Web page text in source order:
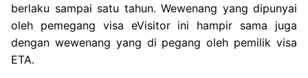
berlaku sampai satu tahun. Wewenang yang dipunyai
oleh pemegang visa eVisitor ini hampir sama juga
dengan wewenang yang di pegang oleh pemilik visa
ETA.